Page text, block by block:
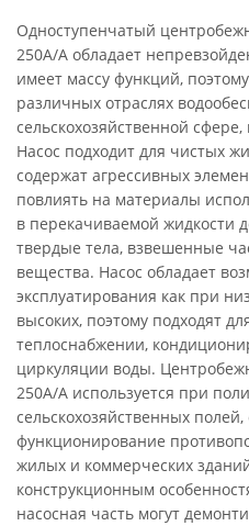
Одноступенчатый
250A/A обладает
имеет массу функций,
различных отраслях
сельскохозяйственной
Насос подходит для чистых
содержат агрессивных
повлиять на материалы
в перекачиваемой жидкости
твердые тела, взвешенные
вещества. Насос обладает
эксплуатирования как при
высоких, поэтому подходят
теплоснабжении,
циркуляции воды.
250A/A используется при
сельскохозяйственных
функционирование
жилых и коммерческих
конструкционным
насосная часть могут